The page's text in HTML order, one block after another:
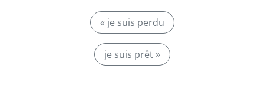
« je suis perdu
je suis prêt »